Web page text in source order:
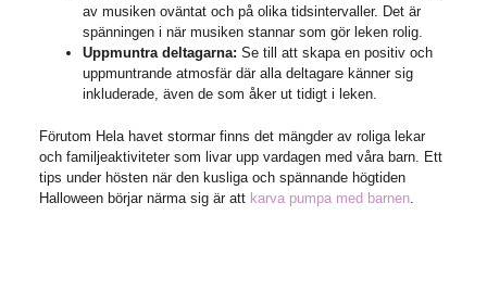
av musiken oväntat och på olika tidsintervaller. Det är
spänningen i när musiken stannar som gör leken rolig.
Uppmuntra deltagarna: Se till att skapa en positiv och
uppmuntrande atmosfär där alla deltagare känner sig
inkluderade, även de som åker ut tidigt i leken.
Förutom Hela havet stormar finns det mängder av roliga lekar
och familjeaktiviteter som livar upp vardagen med våra barn. Ett
tips under hösten när den kusliga och spännande högtiden
Halloween börjar närma sig är att karva pumpa med barnen.